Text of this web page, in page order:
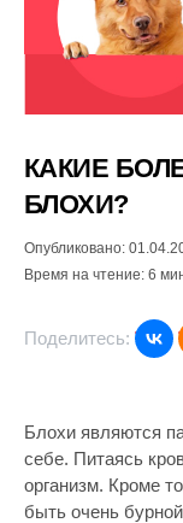
КАКИЕ
БЛОХИ?
Опубликовано:
Время на чтение: 6
Поделитесь:
Блохи являются
себе. Питаясь
организм. Кроме
быть очень